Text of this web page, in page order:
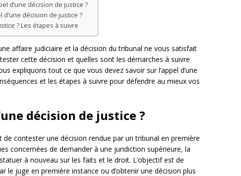
d’une décision de justice ?
décision de justice ?
? Les étapes à suivre
affaire judiciaire et la décision du tribunal ne vous satisfait
cette décision et quelles sont les démarches à suivre
expliquons tout ce que vous devez savoir sur l’appel d’une
et les étapes à suivre pour défendre au mieux vos
décision de justice ?
de contester une décision rendue par un tribunal en première
concernées de demander à une juridiction supérieure, la
à nouveau sur les faits et le droit. L’objectif est de
le juge en première instance ou d’obtenir une décision plus